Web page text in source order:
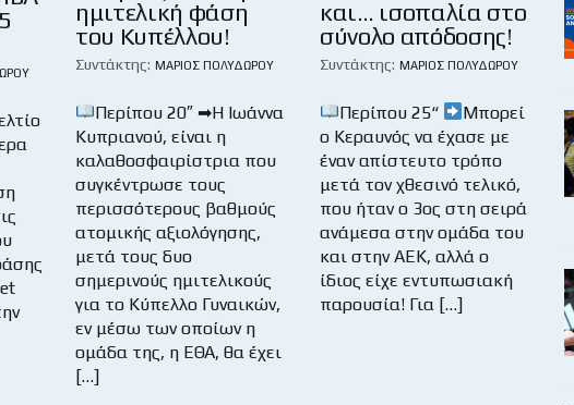
ημιτελική φάση
του Κυπέλλου!
Συντάκτης: ΜΆΡΙΟΣ ΠΟΛΥΔΏΡΟΥ
Περίπου 20″ ➡Η Ιωάννα
Κυπριανού, είναι η
καλαθοσφαιρίστρια που
συγκέντρωσε τους
περισσότερους βαθμούς
ατομικής αξιολόγησης,
μετά τους δυο
σημερινούς ημιτελικούς
για το Κύπελλο Γυναικών,
εν μέσω των οποίων η
ομάδα της, η ΕΘΑ, θα έχει
[…]
και… ισοπαλία στο
σύνολο απόδοσης!
Συντάκτης: ΜΆΡΙΟΣ ΠΟΛΥΔΏΡΟΥ
Περίπου 25“
Μπορεί
ο Κεραυνός να έχασε με
έναν απίστευτο τρόπο
μετά τον χθεσινό τελικό,
που ήταν ο 3ος στη σειρά
ανάμεσα στην ομάδα του
και στην ΑΕΚ, αλλά ο
ίδιος είχε εντυπωσιακή
παρουσία! Για […]